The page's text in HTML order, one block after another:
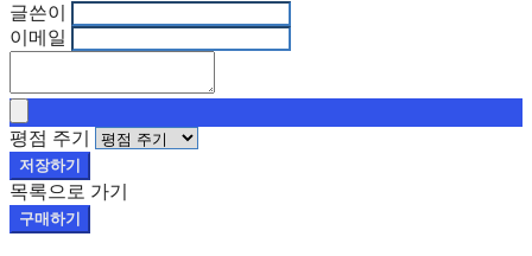
글쓴이
이메일
평점 주기
저장하기
목록으로 가기
구매하기